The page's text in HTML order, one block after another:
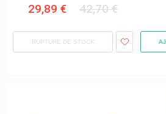
Optimum Nutrition
Phd Smart Bars
Powerbar
29,89 € 42,70 €
RUPTURE DE STOCK